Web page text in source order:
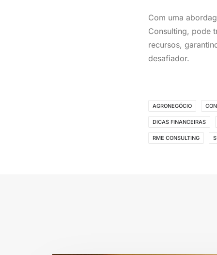
Com uma
Consulting, pode
recursos,
desafiador.
AGRONEGÓCIO
DICAS FINANCEIRAS
RME CONSULTING